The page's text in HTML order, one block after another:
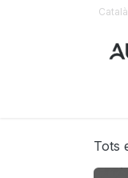
Català
Tots